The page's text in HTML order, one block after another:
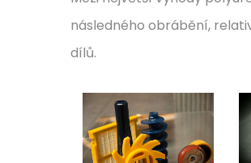
následného obrábění,
dílů.